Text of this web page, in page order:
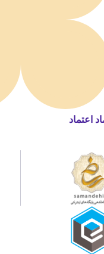
اعتماد